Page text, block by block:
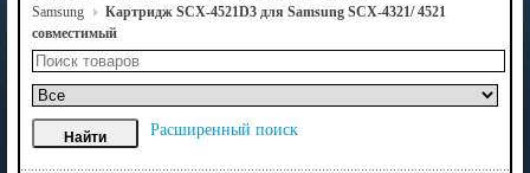
Samsung
Картридж SCX-4521D3 для Samsung SCX-4321/ 4521
совместимый
Расширенный поиск